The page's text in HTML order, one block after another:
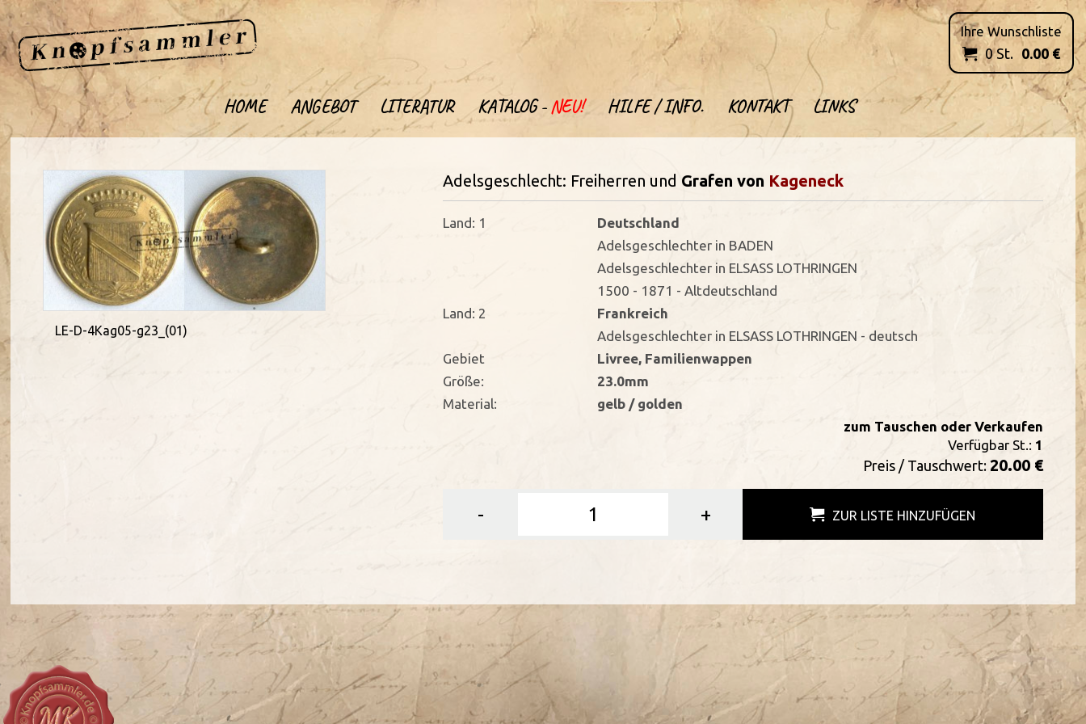
HOME ANGEBOT LITERATUR KATALOG -NEU! HILFE / INFO. KONTAKT LINKS
Ihre Wunschliste
 0St. 0.00 €
LE-D-4Kag05-g23_(01)
Adelsgeschlecht: Freiherren und Grafen von Kageneck
Land: 1
Deutschland
Adelsgeschlechter in BADEN
Adelsgeschlechter in ELSASS LOTHRINGEN
1500 - 1871 - Altdeutschland
Land: 2
Frankreich
Adelsgeschlechter in ELSASS LOTHRINGEN - deutsch
Gebiet
Livree, Familienwappen
Größe:
23.0mm
Material:
gelb / golden
zum Tauschen oder Verkaufen
Verfügbar St.: 1
Preis / Tauschwert: 20.00 €
- + ZUR LISTE HINZUFÜGEN